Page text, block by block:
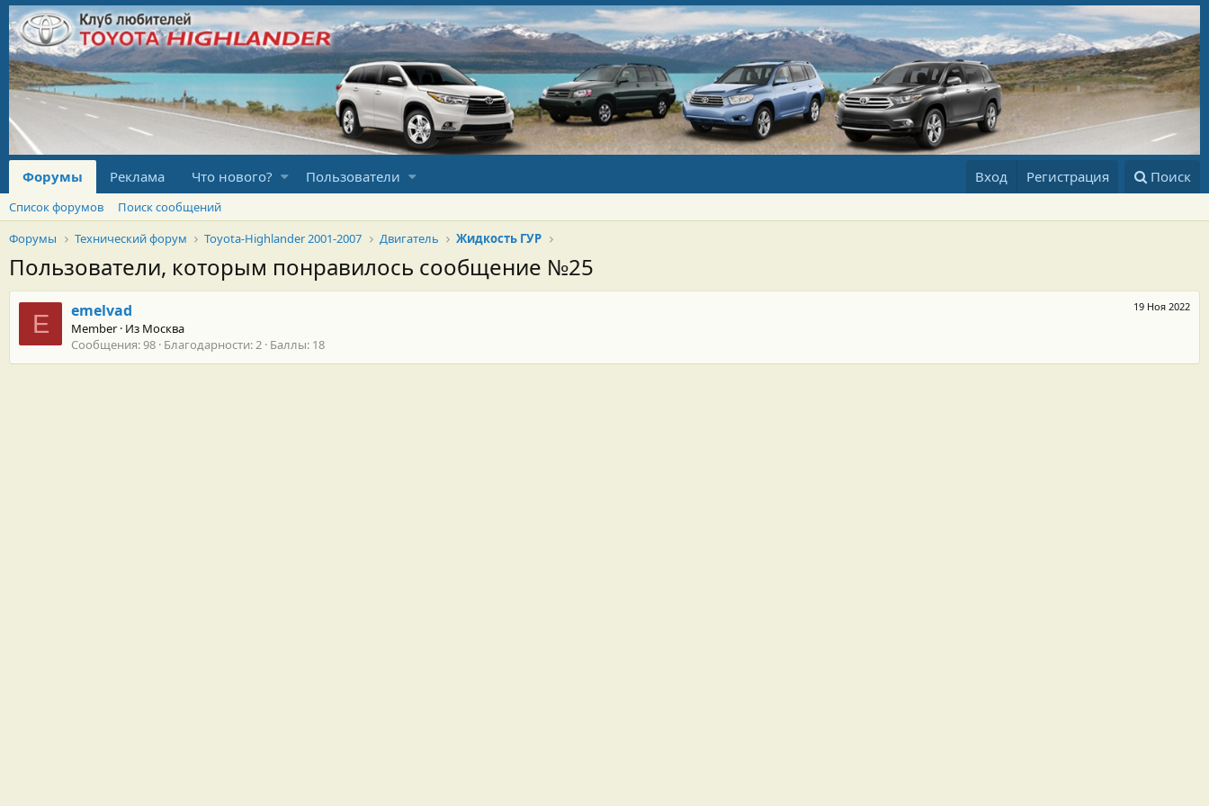
Форумы Реклама Что нового? Пользователи Вход Регистрация Поиск
Список форумов
Поиск сообщений
Форумы
Технический форум Toyota-Highlander 2001-2007 Двигатель Жидкость ГУР
Пользователи, которым понравилось сообщение №25
E
19 Ноя 2022
emelvad
Member · Из Москва
Сообщения 98 Благодарности 2 Баллы 18